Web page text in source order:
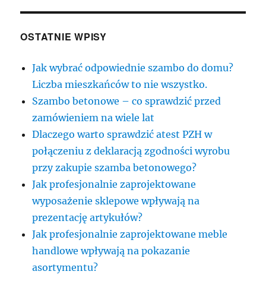
OSTATNIE WPISY
Jak wybrać odpowiednie szambo do domu?
Liczba mieszkańców to nie wszystko.
Szambo betonowe – co sprawdzić przed
zamówieniem na wiele lat
Dlaczego warto sprawdzić atest PZH w
połączeniu z deklaracją zgodności wyrobu
przy zakupie szamba betonowego?
Jak profesjonalnie zaprojektowane
wyposażenie sklepowe wpływają na
prezentację artykułów?
Jak profesjonalnie zaprojektowane meble
handlowe wpływają na pokazanie
asortymentu?